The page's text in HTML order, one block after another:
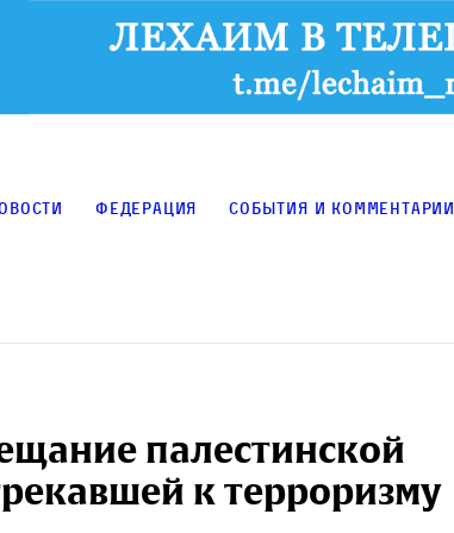
Федерация События и комментарии
палестинской
к терроризму